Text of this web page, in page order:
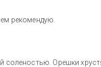
рекомендую.
соленостью. Орешки